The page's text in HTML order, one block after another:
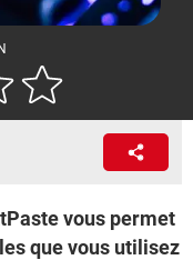
vous permet
que vous utilisez